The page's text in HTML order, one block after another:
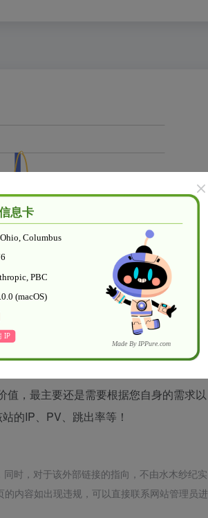
以点击" ""爱站数据
多网站价值评估因素如：TheFuture书籍
，最主要还是需要根据您自身的需求以
的IP、PV、跳出率等！
时，对于该外部链接的指向，不由水木纱纪实
内容如出现违规，可以直接联系网站管理员进